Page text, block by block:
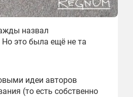
назвал
это была ещё не та
идеи авторов
(то есть собственно